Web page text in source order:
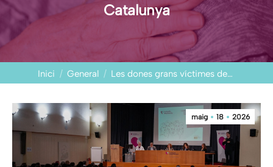
Catalunya
You are here:
Inici General Les dones grans víctimes de…
maig 18 2026